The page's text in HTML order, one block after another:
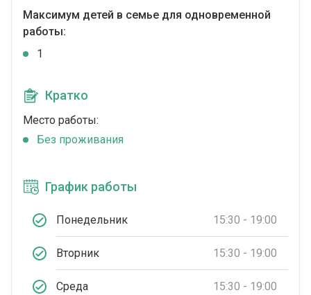
Максимум детей в семье для одновременной
работы:
1
Кратко
Место работы:
Без проживания
График работы
Понедельник 15:30 - 19:00
Вторник 15:30 - 19:00
Среда 15:30 - 19:00